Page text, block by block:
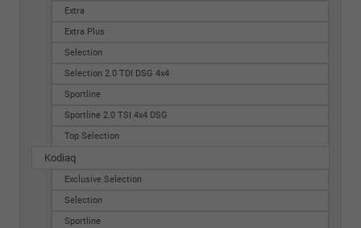
Extra
Extra Plus
Selection
Selection 2.0 TDI DSG 4x4
Sportline
Sportline 2.0 TSI 4x4 DSG
Top Selection
Kodiaq
Exclusive Selection
Selection
Sportline